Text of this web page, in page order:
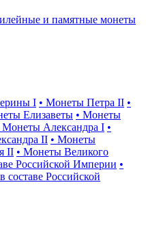
и памятные монеты
I • Монеты Петра II •
Елизаветы • Монеты
Монеты Александра I •
II • Монеты
II • Монеты Великого
Российской Империи •
составе Российской